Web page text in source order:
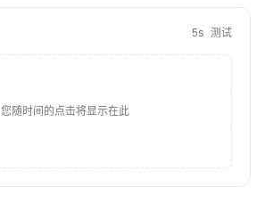
5s 测试
您随时间的点击将显示在此